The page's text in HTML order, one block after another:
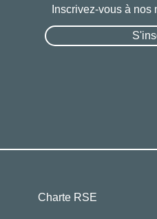
Inscrivez-vous à nos
Charte RSE